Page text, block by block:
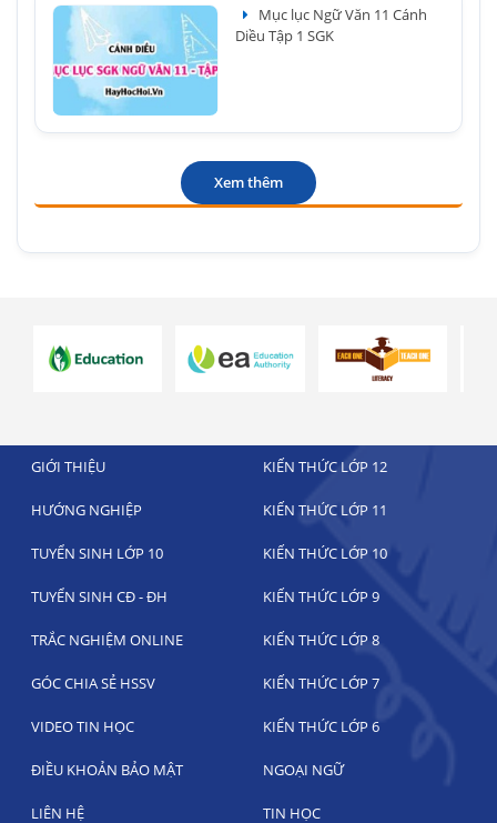
Mục lục Ngữ Văn 11 Cánh
Diều Tập 1 SGK
Xem thêm
GIỚI THIỆU KIẾN THỨC LỚP 12
HƯỚNG NGHIỆP KIẾN THỨC LỚP 11
TUYỂN SINH LỚP 10 KIẾN THỨC LỚP 10
TUYỂN SINH CĐ - ĐH KIẾN THỨC LỚP 9
TRẮC NGHIỆM ONLINE KIẾN THỨC LỚP 8
GÓC CHIA SẺ HSSV KIẾN THỨC LỚP 7
VIDEO TIN HỌC KIẾN THỨC LỚP 6
ĐIỀU KHOẢN BẢO MẬT NGOẠI NGỮ
LIÊN HỆ TIN HỌC